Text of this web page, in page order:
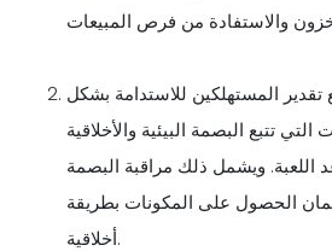
تقدير المستهلكين للاستدامة بشكل
التي تتبع البصمة البيئية والأخلاقية
اللعبة. ويشمل ذلك مراقبة البصمة
الحصول على المكونات بطريقة
أخلاقية.